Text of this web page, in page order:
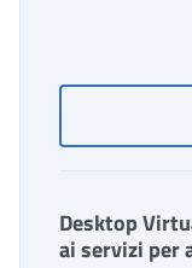
Desktop
ai servizi per